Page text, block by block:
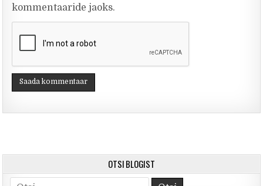
kommentaaride jaoks.
OTSI BLOGIST
Search for: